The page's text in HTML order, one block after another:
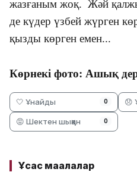
жазғаным жоқ. Жәй
де күдер үзбей жүрген
қызды көрген емен...
Көрнекі фото: Ашық
🤍 Ұнайды 0 😞
😡 Шектен шыққан 0
Ұқсас мақалалар